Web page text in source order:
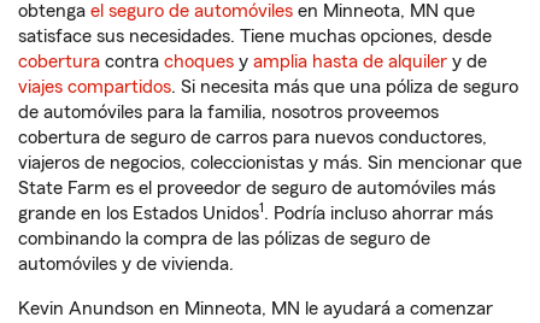
obtenga el seguro de automóviles en Minneota, MN que
satisface sus necesidades. Tiene muchas opciones, desde
cobertura contra choques y amplia hasta de alquiler y de
viajes compartidos. Si necesita más que una póliza de seguro
de automóviles para la familia, nosotros proveemos
cobertura de seguro de carros para nuevos conductores,
viajeros de negocios, coleccionistas y más. Sin mencionar que
State Farm es el proveedor de seguro de automóviles más
grande en los Estados Unidos1. Podría incluso ahorrar más
combinando la compra de las pólizas de seguro de
automóviles y de vivienda.
Kevin Anundson en Minneota, MN le ayudará a comenzar